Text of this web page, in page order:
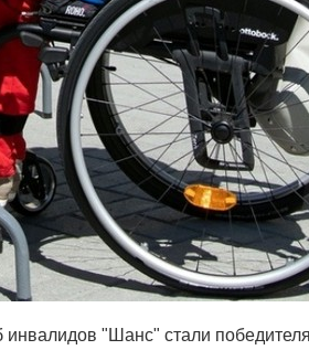
"Шанс" стали